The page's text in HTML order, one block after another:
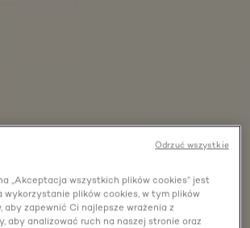
„Akceptacja wszystkich plików cookies” jest
wykorzystanie plików cookies, w tym plików
aby zapewnić Ci najlepsze wrażenia z
aby analizować ruch na naszej stronie oraz
Odrzuć wszystkie